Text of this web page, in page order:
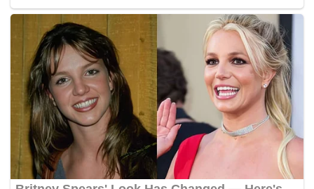
larangan berada di premis miliknya dan menjalankan
aktiviti berkaitan scam online.
Sebelum ini media melaporkan Alvin Goh bersama Addy
Kanna dan dua lagi anggota polis ditahan mengikut Akta
Pencegahan Jenayah (POCA) selama dua tahun.
Alvin Goh ditahan di Penjara Simpang Renggam, Johor
bersama seorang lagi anggota polis. – myMetro Online
aktiviti haram alvin goh perjudian dalam talian